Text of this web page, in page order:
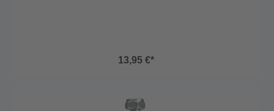
13,95 €*